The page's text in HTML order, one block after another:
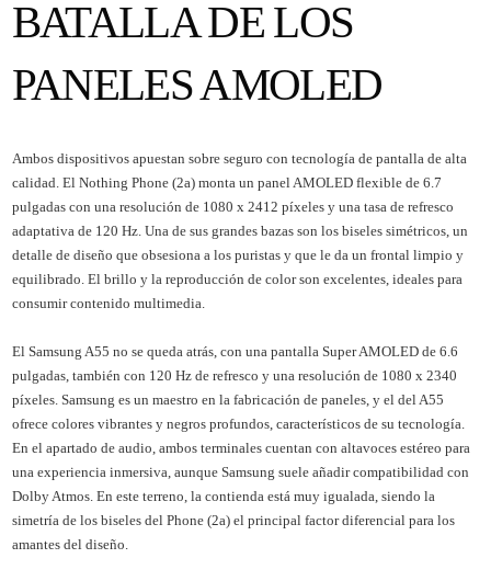
BATALLA DE LOS
PANELES AMOLED
Ambos dispositivos apuestan sobre seguro con tecnología de pantalla de alta
calidad. El Nothing Phone (2a) monta un panel AMOLED flexible de 6.7
pulgadas con una resolución de 1080 x 2412 píxeles y una tasa de refresco
adaptativa de 120 Hz. Una de sus grandes bazas son los biseles simétricos, un
detalle de diseño que obsesiona a los puristas y que le da un frontal limpio y
equilibrado. El brillo y la reproducción de color son excelentes, ideales para
consumir contenido multimedia.
El Samsung A55 no se queda atrás, con una pantalla Super AMOLED de 6.6
pulgadas, también con 120 Hz de refresco y una resolución de 1080 x 2340
píxeles. Samsung es un maestro en la fabricación de paneles, y el del A55
ofrece colores vibrantes y negros profundos, característicos de su tecnología.
En el apartado de audio, ambos terminales cuentan con altavoces estéreo para
una experiencia inmersiva, aunque Samsung suele añadir compatibilidad con
Dolby Atmos. En este terreno, la contienda está muy igualada, siendo la
simetría de los biseles del Phone (2a) el principal factor diferencial para los
amantes del diseño.